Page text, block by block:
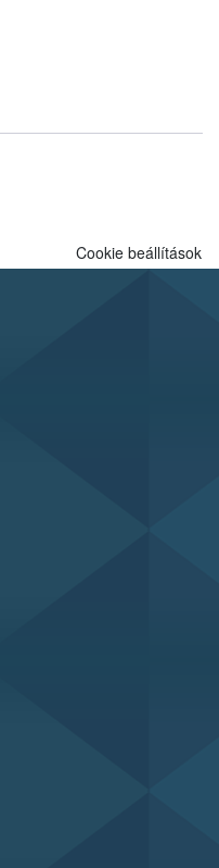
Cookie beállítások